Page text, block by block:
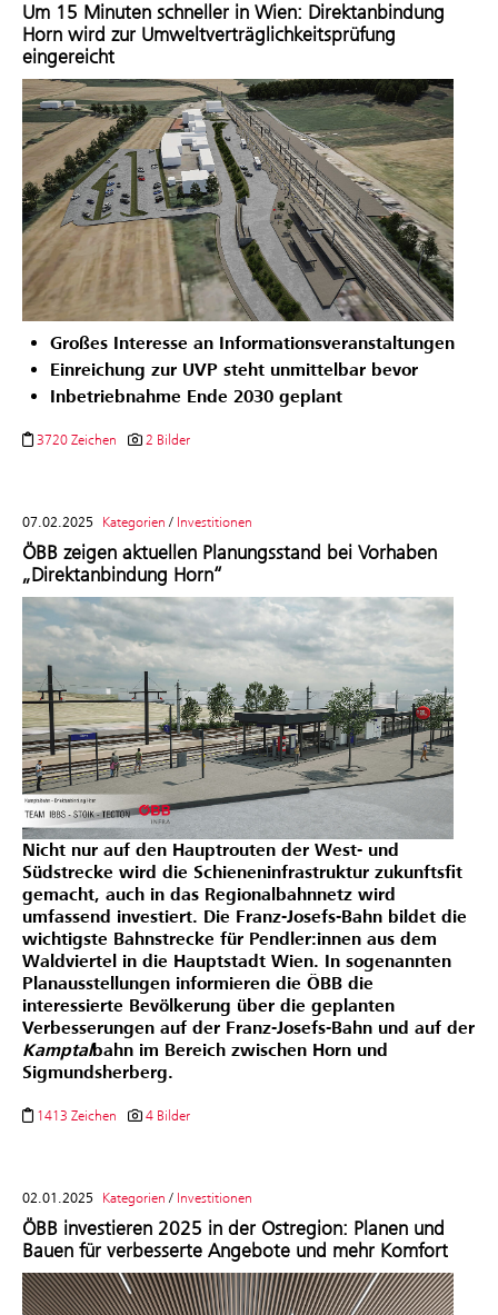
Um 15 Minuten schneller in Wien: Direktanbindung
Horn wird zur Umweltverträglichkeitsprüfung
eingereicht
Großes Interesse an Informationsveranstaltungen
Einreichung zur UVP steht unmittelbar bevor
Inbetriebnahme Ende 2030 geplant
3720 Zeichen 2 Bilder
07.02.2025 Kategorien / Investitionen
ÖBB zeigen aktuellen Planungsstand bei Vorhaben
„Direktanbindung Horn“
Nicht nur auf den Hauptrouten der West- und
Südstrecke wird die Schieneninfrastruktur zukunftsfit
gemacht, auch in das Regionalbahnnetz wird
umfassend investiert. Die Franz-Josefs-Bahn bildet die
wichtigste Bahnstrecke für Pendler:innen aus dem
Waldviertel in die Hauptstadt Wien. In sogenannten
Planausstellungen informieren die ÖBB die
interessierte Bevölkerung über die geplanten
Verbesserungen auf der Franz-Josefs-Bahn und auf der
Kamptalbahn im Bereich zwischen Horn und
Sigmundsherberg.
1413 Zeichen 4 Bilder
02.01.2025 Kategorien / Investitionen
ÖBB investieren 2025 in der Ostregion: Planen und
Bauen für verbesserte Angebote und mehr Komfort